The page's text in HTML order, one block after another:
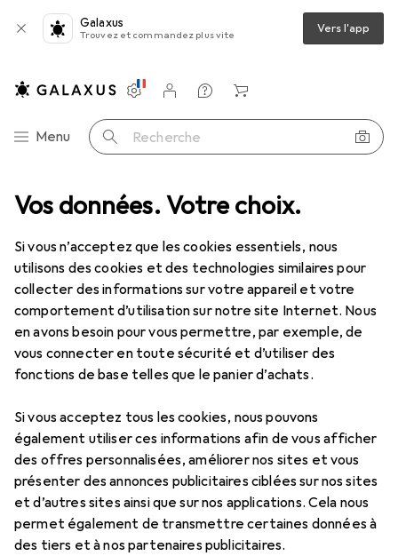
Vos données. Votre choix.
Si vous n’acceptez que les cookies essentiels, nous
utilisons des cookies et des technologies similaires pour
collecter des informations sur votre appareil et votre
comportement d’utilisation sur notre site Internet. Nous
en avons besoin pour vous permettre, par exemple, de
vous connecter en toute sécurité et d’utiliser des
fonctions de base telles que le panier d’achats.
Si vous acceptez tous les cookies, nous pouvons
également utiliser ces informations afin de vous afficher
des offres personnalisées, améliorer nos sites et vous
présenter des annonces publicitaires ciblées sur nos sites
et d’autres sites ainsi que sur nos applications. Cela nous
permet également de transmettre certaines données à
des tiers et à nos partenaires publicitaires.
Galaxus
Trouvez et commandez plus vite Vers l'app
Navigation par catégorie
Menu Recherche
Paramètres
Compte client
Listes de comparaison
Listes d'envies
Panier
Lubrifiant Stimul8 S8 4-in-1 Lubrifiant pour desserts 125ml
5 images
REMISE QUANTITATIVE
S8 4-in-1 Lubrifiant pour
desserts 125ml
125 ml
Prix en EUR TVA incl.
EUR
11,45 économisezEUR
3,02 1l
Évaluations Marque
Plus de produits Stimul8